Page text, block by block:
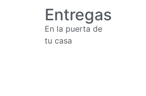
Entregas
En la puerta de
tu casa